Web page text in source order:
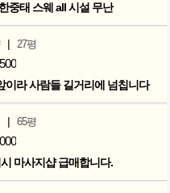
중태 스웨 all 시설 무난
| 27평
이라 사람들 길거리에 넘칩니다
| 65평
마사지샵 급매합니다.